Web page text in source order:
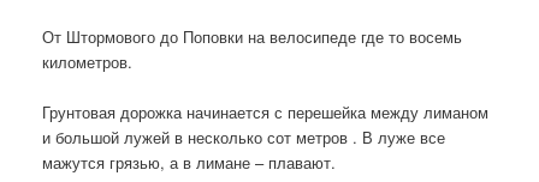
От Штормового до Поповки на велосипеде где то восемь
километров.
Грунтовая дорожка начинается с перешейка между лиманом
и большой лужей в несколько сот метров . В луже все
мажутся грязью, а в лимане – плавают.